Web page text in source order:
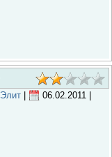
06.02.2011